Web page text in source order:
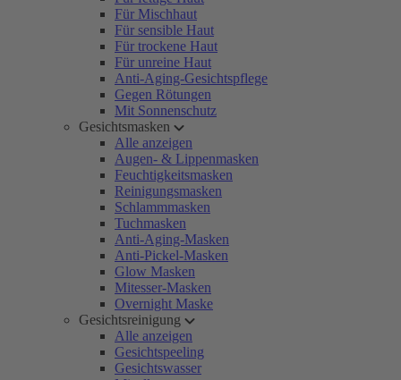
Für Mischhaut
Für sensible Haut
Für trockene Haut
Für unreine Haut
Anti-Aging-Gesichtspflege
Gegen Rötungen
Mit Sonnenschutz
Gesichtsmasken
Alle anzeigen
Augen- & Lippenmasken
Feuchtigkeitsmasken
Reinigungsmasken
Schlammmasken
Tuchmasken
Anti-Aging-Masken
Anti-Pickel-Masken
Glow Masken
Mitesser-Masken
Overnight Maske
Gesichtsreinigung
Alle anzeigen
Gesichtspeeling
Gesichtswasser